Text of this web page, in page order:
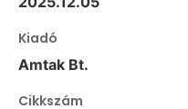
Kiadó
Amtak Bt.
Cikkszám